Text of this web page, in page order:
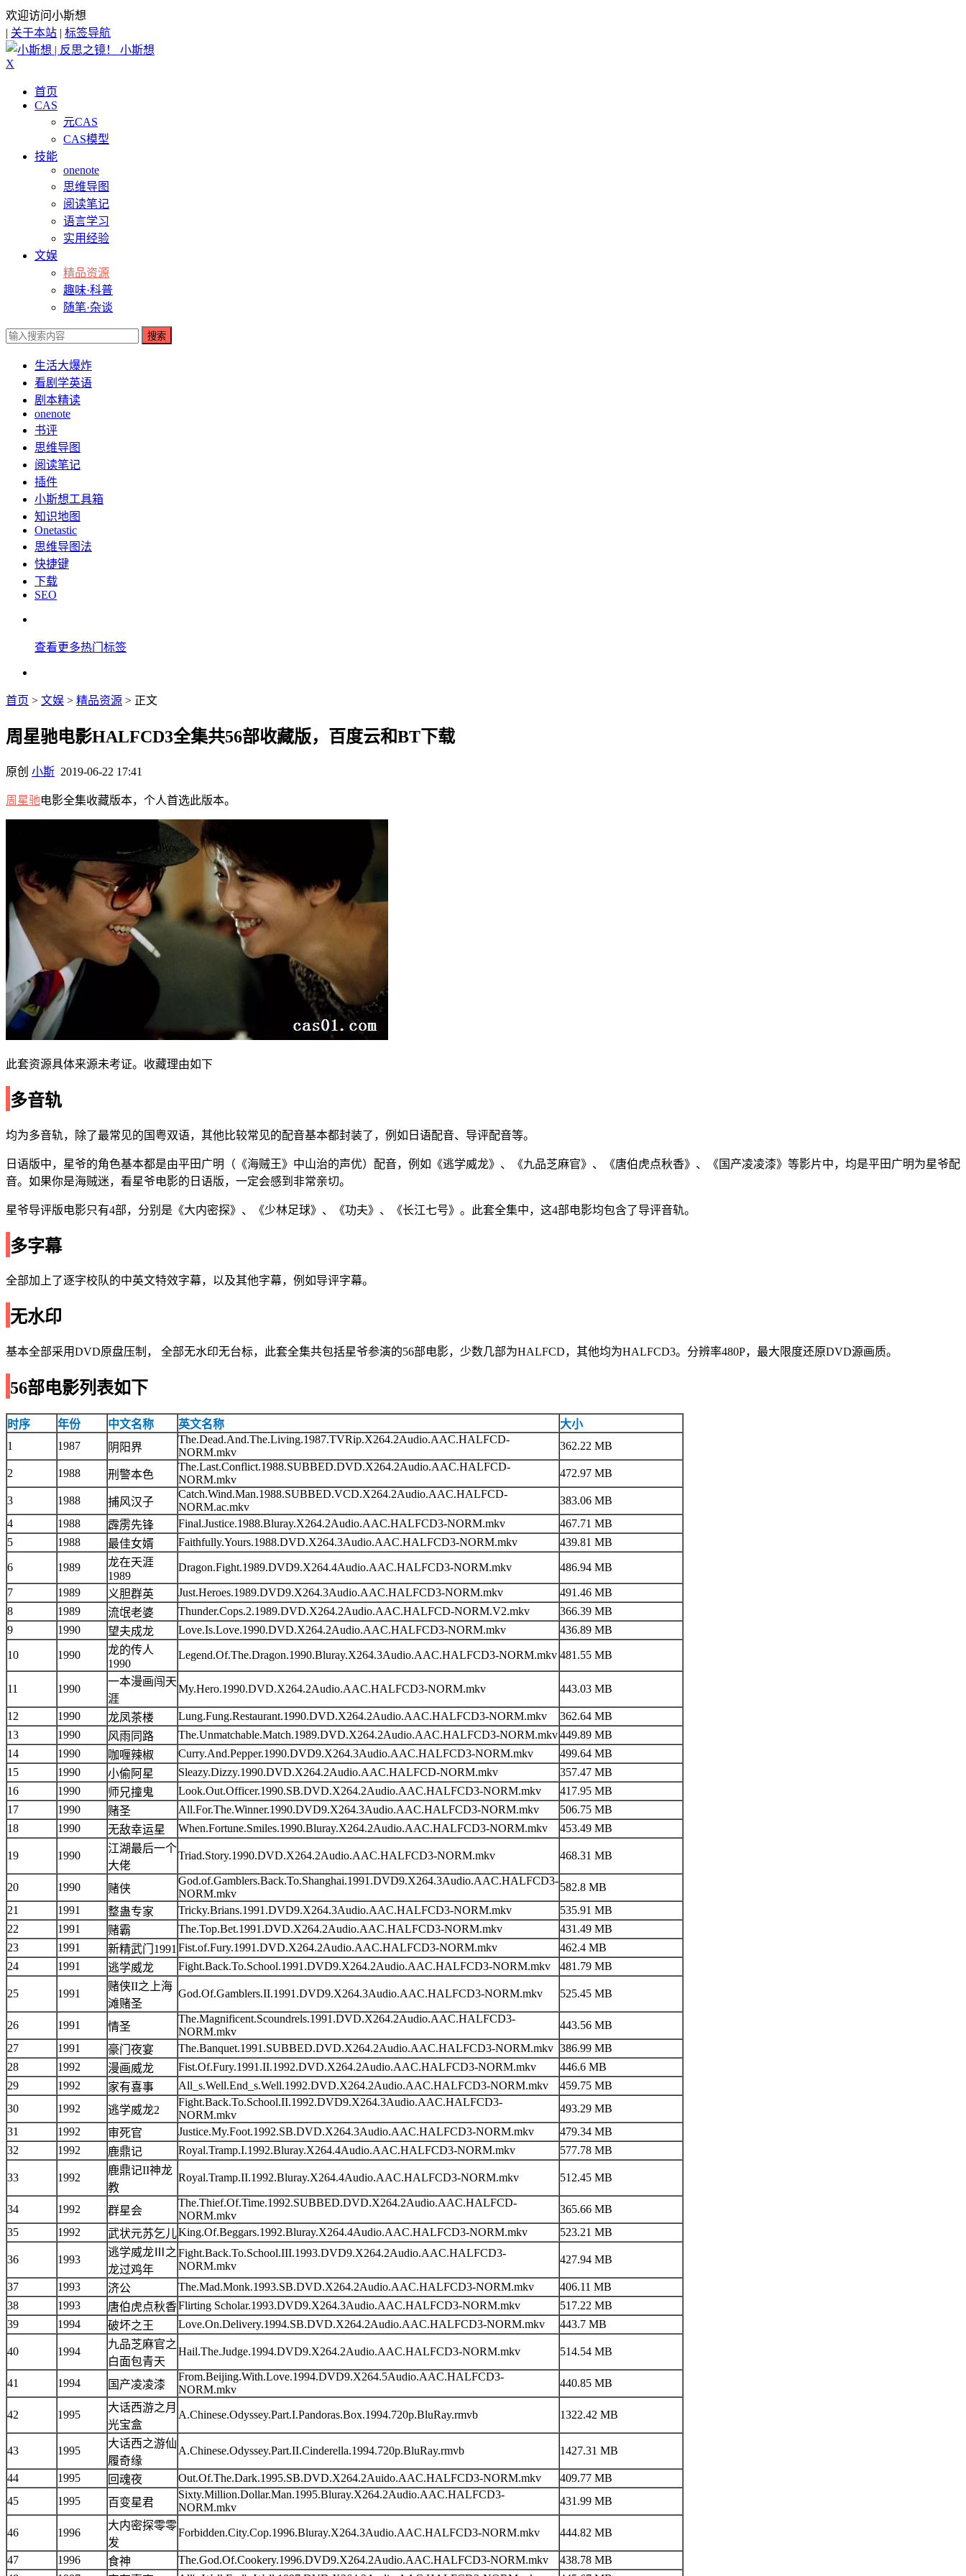
欢迎访问小斯想
| 关于本站 | 标签导航
小斯想
X
首页
CAS
元CAS
CAS模型
技能
onenote
思维导图
阅读笔记
语言学习
实用经验
文娱
精品资源
趣味·科普
随笔·杂谈
搜索
生活大爆炸
看剧学英语
剧本精读
onenote
书评
思维导图
阅读笔记
插件
小斯想工具箱
知识地图
Onetastic
思维导图法
快捷键
下载
SEO
查看更多热门标签
首页 > 文娱 > 精品资源 > 正文
周星驰电影HALFCD3全集共56部收藏版，百度云和BT下载
原创 小斯 2019-06-22 17:41
周星驰电影全集收藏版本，个人首选此版本。
此套资源具体来源未考证。收藏理由如下
多音轨
均为多音轨，除了最常见的国粤双语，其他比较常见的配音基本都封装了，例如日语配音、导评配音等。
日语版中，星爷的角色基本都是由平田广明（《海贼王》中山治的声优）配音，例如《逃学威龙》、《九品芝麻官》、《唐伯虎点秋香》、《国产凌凌漆》等影片中，均是平田广明为星爷配
音。如果你是海贼迷，看星爷电影的日语版，一定会感到非常亲切。
星爷导评版电影只有4部，分别是《大内密探》、《少林足球》、《功夫》、《长江七号》。此套全集中，这4部电影均包含了导评音轨。
多字幕
全部加上了逐字校队的中英文特效字幕，以及其他字幕，例如导评字幕。
无水印
基本全部采用DVD原盘压制， 全部无水印无台标，此套全集共包括星爷参演的56部电影，少数几部为HALFCD，其他均为HALFCD3。分辨率480P，最大限度还原DVD源画质。
56部电影列表如下
时序 年份 中文名称 英文名称
大小
1
1987 阴阳界
The.Dead.And.The.Living.1987.TVRip.X264.2Audio.AAC.HALFCD-
NORM.mkv
362.22 MB
2 1988 刑警本色
The.Last.Conflict.1988.SUBBED.DVD.X264.2Audio.AAC.HALFCD-
NORM.mkv
472.97 MB
3 1988 捕风汉子
Catch.Wind.Man.1988.SUBBED.VCD.X264.2Audio.AAC.HALFCD-
NORM.ac.mkv
383.06 MB
4
1988 霹雳先锋 Final.Justice.1988.Bluray.X264.2Audio.AAC.HALFCD3-NORM.mkv
467.71 MB
5
1988 最佳女婿 Faithfully.Yours.1988.DVD.X264.3Audio.AAC.HALFCD3-NORM.mkv 439.81 MB
6 1989
龙在天涯
1989
Dragon.Fight.1989.DVD9.X264.4Audio.AAC.HALFCD3-NORM.mkv 486.94 MB
7 1989 义胆群英 Just.Heroes.1989.DVD9.X264.3Audio.AAC.HALFCD3-NORM.mkv
491.46 MB
8
1989 流氓老婆 Thunder.Cops.2.1989.DVD.X264.2Audio.AAC.HALFCD-NORM.V2.mkv
366.39 MB
9
1990 望夫成龙 Love.Is.Love.1990.DVD.X264.2Audio.AAC.HALFCD3-NORM.mkv 436.89 MB
10 1990
龙的传人
1990
Legend.Of.The.Dragon.1990.Bluray.X264.3Audio.AAC.HALFCD3-NORM.mkv 481.55 MB
11 1990
一本漫画闯天
涯
My.Hero.1990.DVD.X264.2Audio.AAC.HALFCD3-NORM.mkv 443.03 MB
12 1990 龙凤茶楼 Lung.Fung.Restaurant.1990.DVD.X264.2Audio.AAC.HALFCD3-NORM.mkv
362.64 MB
13
1990 风雨同路 The.Unmatchable.Match.1989.DVD.X264.2Audio.AAC.HALFCD3-NORM.mkv449.89 MB
14
1990 咖喱辣椒 Curry.And.Pepper.1990.DVD9.X264.3Audio.AAC.HALFCD3-NORM.mkv
499.64 MB
15
1990 小偷阿星 Sleazy.Dizzy.1990.DVD.X264.2Audio.AAC.HALFCD-NORM.mkv
357.47 MB
16
1990 师兄撞鬼 Look.Out.Officer.1990.SB.DVD.X264.2Audio.AAC.HALFCD3-NORM.mkv
417.95 MB
17
1990 赌圣 All.For.The.Winner.1990.DVD9.X264.3Audio.AAC.HALFCD3-NORM.mkv
506.75 MB
18
1990 无敌幸运星 When.Fortune.Smiles.1990.Bluray.X264.2Audio.AAC.HALFCD3-NORM.mkv 453.49 MB
19 1990
江湖最后一个
大佬
Triad.Story.1990.DVD.X264.2Audio.AAC.HALFCD3-NORM.mkv 468.31 MB
20 1990 赌侠
God.of.Gamblers.Back.To.Shanghai.1991.DVD9.X264.3Audio.AAC.HALFCD3-
NORM.mkv
582.8 MB
21
1991 整蛊专家 Tricky.Brians.1991.DVD9.X264.3Audio.AAC.HALFCD3-NORM.mkv
535.91 MB
22
1991 赌霸 The.Top.Bet.1991.DVD.X264.2Audio.AAC.HALFCD3-NORM.mkv
431.49 MB
23
1991 新精武门1991 Fist.of.Fury.1991.DVD.X264.2Audio.AAC.HALFCD3-NORM.mkv
462.4 MB
24
1991 逃学威龙 Fight.Back.To.School.1991.DVD9.X264.2Audio.AAC.HALFCD3-NORM.mkv 481.79 MB
25 1991
赌侠II之上海
滩赌圣
God.Of.Gamblers.II.1991.DVD9.X264.3Audio.AAC.HALFCD3-NORM.mkv 525.45 MB
26 1991 情圣
The.Magnificent.Scoundrels.1991.DVD.X264.2Audio.AAC.HALFCD3-
NORM.mkv
443.56 MB
27
1991 豪门夜宴 The.Banquet.1991.SUBBED.DVD.X264.2Audio.AAC.HALFCD3-NORM.mkv 386.99 MB
28
1992 漫画威龙 Fist.Of.Fury.1991.II.1992.DVD.X264.2Audio.AAC.HALFCD3-NORM.mkv
446.6 MB
29
1992 家有喜事 All_s.Well.End_s.Well.1992.DVD.X264.2Audio.AAC.HALFCD3-NORM.mkv
459.75 MB
30
1992 逃学威龙2
Fight.Back.To.School.II.1992.DVD9.X264.3Audio.AAC.HALFCD3-
NORM.mkv
493.29 MB
31
1992 审死官 Justice.My.Foot.1992.SB.DVD.X264.3Audio.AAC.HALFCD3-NORM.mkv
479.34 MB
32
1992 鹿鼎记 Royal.Tramp.I.1992.Bluray.X264.4Audio.AAC.HALFCD3-NORM.mkv 577.78 MB
33 1992
鹿鼎记II神龙
教
Royal.Tramp.II.1992.Bluray.X264.4Audio.AAC.HALFCD3-NORM.mkv 512.45 MB
34 1992 群星会
The.Thief.Of.Time.1992.SUBBED.DVD.X264.2Audio.AAC.HALFCD-
NORM.mkv
365.66 MB
35
1992 武状元苏乞儿King.Of.Beggars.1992.Bluray.X264.4Audio.AAC.HALFCD3-NORM.mkv 523.21 MB
36 1993
逃学威龙Ⅲ之
龙过鸡年
Fight.Back.To.School.III.1993.DVD9.X264.2Audio.AAC.HALFCD3-
NORM.mkv
427.94 MB
37 1993 济公 The.Mad.Monk.1993.SB.DVD.X264.2Audio.AAC.HALFCD3-NORM.mkv
406.11 MB
38
1993 唐伯虎点秋香Flirting Scholar.1993.DVD9.X264.3Audio.AAC.HALFCD3-NORM.mkv
517.22 MB
39
1994 破坏之王 Love.On.Delivery.1994.SB.DVD.X264.2Audio.AAC.HALFCD3-NORM.mkv 443.7 MB
40 1994
九品芝麻官之
白面包青天
Hail.The.Judge.1994.DVD9.X264.2Audio.AAC.HALFCD3-NORM.mkv 514.54 MB
41 1994 国产凌凌漆
From.Beijing.With.Love.1994.DVD9.X264.5Audio.AAC.HALFCD3-
NORM.mkv
440.85 MB
42 1995
大话西游之月
光宝盒
A.Chinese.Odyssey.Part.I.Pandoras.Box.1994.720p.BluRay.rmvb 1322.42 MB
43 1995
大话西之游仙
履奇缘
A.Chinese.Odyssey.Part.II.Cinderella.1994.720p.BluRay.rmvb 1427.31 MB
44 1995 回魂夜 Out.Of.The.Dark.1995.SB.DVD.X264.2Auido.AAC.HALFCD3-NORM.mkv
409.77 MB
45
1995 百变星君
Sixty.Million.Dollar.Man.1995.Bluray.X264.2Audio.AAC.HALFCD3-
NORM.mkv
431.99 MB
46 1996
大内密探零零
发
Forbidden.City.Cop.1996.Bluray.X264.3Audio.AAC.HALFCD3-NORM.mkv 444.82 MB
47 1996 食神 The.God.Of.Cookery.1996.DVD9.X264.2Audio.AAC.HALFCD3-NORM.mkv
438.78 MB